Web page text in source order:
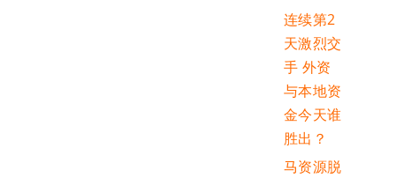
连续第2
天激烈交
手 外资
与本地资
金今天谁
胜出？
马资源脱